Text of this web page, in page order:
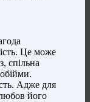
Це може
спільна
Адже для
його